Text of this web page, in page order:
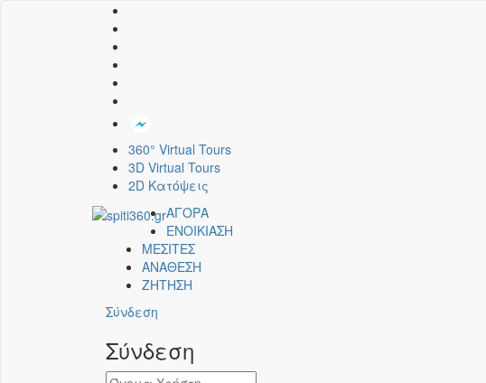
360° Virtual Tours
3D Virtual Tours
2D Κατόψεις
ΑΓΟΡΑ
ΕΝΟΙΚΙΑΣΗ
ΜΕΣΙΤΕΣ
ΑΝΑΘΕΣΗ
ΖΗΤΗΣΗ
Σύνδεση
Σύνδεση